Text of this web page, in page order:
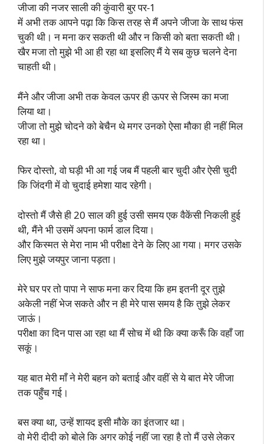
जीजा की नजर साली की कुंवारी बुर पर-1
में अभी तक आपने पढ़ा कि किस तरह से मैं अपने जीजा के साथ फंस
चुकी थी। न मना कर सकती थी और न किसी को बता सकती थी।
खैर मजा तो मुझे भी आ ही रहा था इसलिए मैं ये सब कुछ चलने देना
चाहती थी।
मैंने और जीजा अभी तक केवल ऊपर ही ऊपर से जिस्म का मजा
लिया था।
जीजा तो मुझे चोदने को बेचैन थे मगर उनको ऐसा मौका ही नहीं मिल
रहा था।
फिर दोस्तो, वो घड़ी भी आ गई जब मैं पहली बार चुदी और ऐसी चुदी
कि जिंदगी में वो चुदाई हमेशा याद रहेगी।
दोस्तो मैं जैसे ही 20 साल की हुई उसी समय एक वैकेंसी निकली हुई
थी, मैंने भी उसमें अपना फार्म डाल दिया।
और किस्मत से मेरा नाम भी परीक्षा देने के लिए आ गया। मगर उसके
लिए मुझे जयपुर जाना पड़ता।
मेरे घर पर तो पापा ने साफ मना कर दिया कि हम इतनी दूर तुझे
अकेली नहीं भेज सकते और न ही मेरे पास समय है कि तुझे लेकर
जाऊं।
परीक्षा का दिन पास आ रहा था मैं सोच में थी कि क्या करूँ कि वहाँ जा
सकूं।
यह बात मेरी माँ ने मेरी बहन को बताई और वहीं से ये बात मेरे जीजा
तक पहुँच गई।
बस क्या था, उन्हें शायद इसी मौके का इंतजार था।
वो मेरी दीदी को बोले कि अगर कोई नहीं जा रहा है तो मैं उसे लेकर